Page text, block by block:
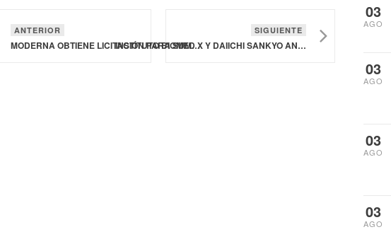
ANTERIOR
MODERNA OBTIENE LICITACIÓN PARA SUMINISTRAR SU VACUNA DE ARNM CONTRA COVID-19 EN LA UNIÓN EUROPEA
SIGUIENTE
INSTITUTO BIOMED X Y DAIICHI SANKYO ANUNCIAN COLABORACIÓN PARA DESARROLLAR TERAPIA CONTRA EL CÁNCER
03
AGO
03
AGO
03
AGO
03
AGO